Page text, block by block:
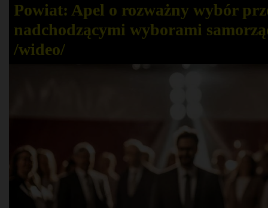
Powiat: Apel o rozważny wybór
nadchodzącymi wyborami
/wideo/